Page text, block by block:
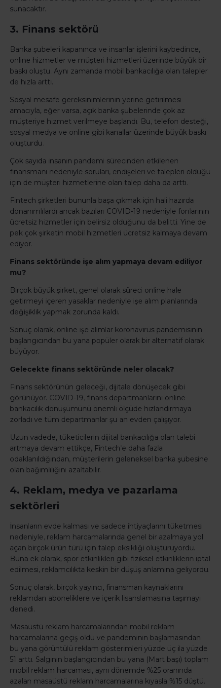
sunacaktır.
3. Finans sektörü
Banka şubeleri kapanınca ve insanlar işlerini kaybedince,
online hizmetler ve müşteri hizmetleri üzerinde büyük bir
baskı oluştu. Aynı zamanda mobil bankacılığa olan talepler
de hızla arttı.
Sosyal mesafe gereksinimlerinin yerine getirilmesi
amacıyla, eğer varsa, açık banka şubelerinde çok az
müşteriye hizmet verilmeye başlandı. Bu, telefon desteği,
sosyal medya ve online gibi kanallar üzerinde büyük baskı
oluşturdu.
Çok sayıda insanın pandemi sürecinden etkilenen
finansmanı nedeniyle soruları, endişeleri ve talepleri olduğu
için de müşteri hizmetlerine olan talep daha da arttı.
Fintech şirketleri bununla başa çıkmak için hali hazırda
donanımlılardı ancak bazıları COVID-19 nedeniyle fonlarının
ücretsiz hizmetler için belirsiz olduğunu da belitti. Yine de
pek çok şirketin mobil hizmetleri ücretsiz kalmaya devam
ediyor.
Finans sektöründe işe alım yapmaya devam ediliyor
mu?
Birçok büyük şirket, genel olarak süreci online hale
getirmeyi içeren yasaklar nedeniyle işe alım planlarında
değişiklik yapmak zorunda kaldı.
Sonuç olarak, online işe alımlar koronavirüs pandemisinin
başlangıcından bu yana popüler olarak bir alternatif olarak
büyüyor.
Gelecekte finans sektöründe neler olacak?
Finans sektörünün geleceği, dijitale dönüşecek gibi
görünüyor. COVID-19, finans departmanlarını online
bankacılık dönüşümünü önemli ölçüde hızlandırmaya
zorladı ve tüm departmanlar şu an evden çalışıyor.
Uzun vadede, tüketicilerin dijital bankacılığa olan talebi
artmaya devam ettikçe, Fintech'e daha fazla
odaklanıldığından, müşterilerin geleneksel banka şubesine
olan bağımlılığını azaltabilir.
4. Reklam, medya ve pazarlama
sektörleri
İnsanların evde kalması ve sadece ihtiyaçlarını tüketmesi
nedeniyle, reklam harcamalarında genel bir azalmaya yol
açan birçok ürün türü için talep eksikliği oluşturuyordu.
Buna ek olarak, spor etkinlikleri gibi fiziksel etkinliklerin iptal
edilmesi, reklamcılıkta keskin bir düşüş anlamına geliyordu.
Sonuç olarak, birçok yayıncı, finansman kaynaklarını
reklamdan aboneliklere ve içerik lisanslamasına taşımayı
denedi.
Masaüstü reklam harcamalarından mobil reklam
harcamalarına geçiş oldu ve pandeminin başlamasından
bu yana görüntülü reklam gösterimleri yüzde üç ila yüzde
51 arttı. Salgının başlangıcından bu yana (Mart başı) toplam
mobil reklam harcaması, aynı dönemde %25 oranında
azalan masaüstü reklam harcamalarına kıyasla %15 düştü.